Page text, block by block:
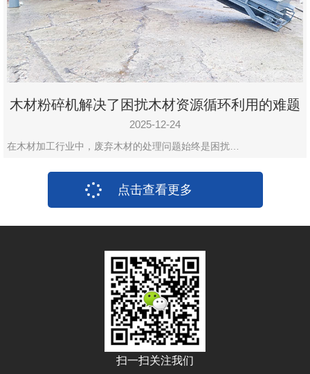
木材粉碎机解决了困扰木材资源循环利用的难题
2025-12-24
在木材加工行业中，废弃木材的处理问题始终是困扰…
点击查看更多
扫一扫关注我们